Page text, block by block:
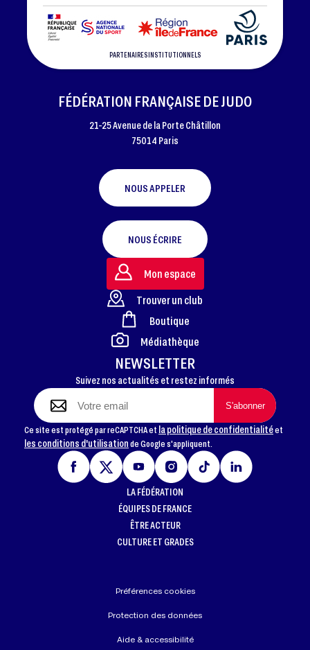
PARTENAIRES INSTITUTIONNELS
FOOTER
FÉDÉRATION FRANÇAISE DE JUDO
21-25 Avenue de la Porte Châtillon
75014 Paris
NOUS APPELER
NOUS ÉCRIRE
NEWSLETTER
Suivez nos actualités et restez informés
Ce site est protégé par reCAPTCHA et la politique de confidentialitéet
les conditions d'utilisationde Google s'appliquent.
Mon espace
Trouver un club
Boutique
Médiathèque
LA FÉDÉRATION
ÉQUIPES DE FRANCE
ÊTRE ACTEUR
CULTURE ET GRADES
Préférences cookies
Protection des données
Aide & accessibilité